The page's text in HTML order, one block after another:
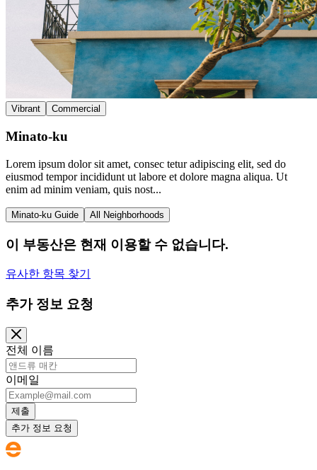
Vibrant Commercial
Minato-ku
Lorem ipsum dolor sit amet, consec tetur adipiscing elit, sed do
eiusmod tempor incididunt ut labore et dolore magna aliqua. Ut
enim ad minim veniam, quis nost...
Minato-ku Guide All Neighborhoods
이 부동산은 현재 이용할 수 없습니다.
유사한 항목 찾기
추가 정보 요청
전체 이름
이메일
제출
추가 정보 요청